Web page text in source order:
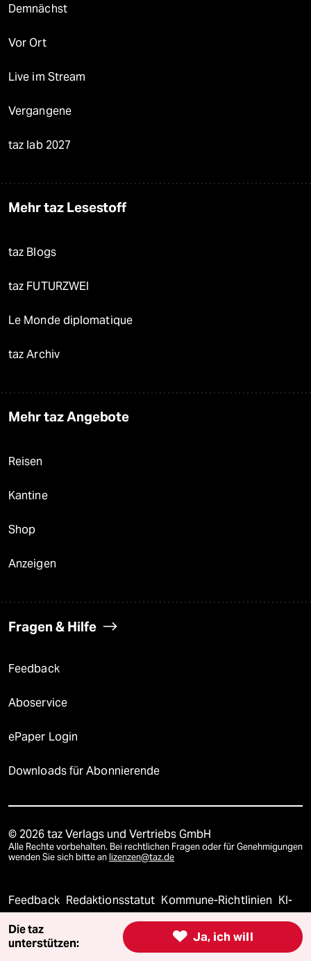
Demnächst
Vor Ort
Live im Stream
Vergangene
taz lab 2027
Mehr taz Lesestoff
taz Blogs
taz FUTURZWEI
Le Monde diplomatique
taz Archiv
Mehr taz Angebote
Reisen
Kantine
Shop
Anzeigen
Fragen & Hilfe
Feedback
Aboservice
ePaper Login
Downloads für Abonnierende
© 2026 taz Verlags und Vertriebs GmbH
Alle Rechte vorbehalten. Bei rechtlichen Fragen oder für Genehmigungen
wenden Sie sich bitte an lizenzen@taz.de
Feedback Redaktionsstatut Kommune-Richtlinien KI-
Leitlinie Datenschutz Impressum AGB
 Ja, ich will
Die taz
unterstützen: